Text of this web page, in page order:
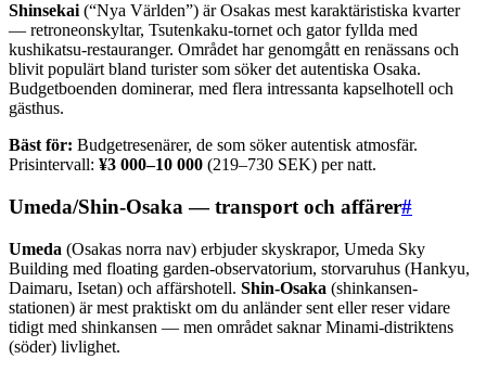
Shinsekai (“Nya Världen”) är Osakas mest karaktäristiska kvarter
— retroneonskyltar, Tsutenkaku-tornet och gator fyllda med
kushikatsu-restauranger. Området har genomgått en renässans och
blivit populärt bland turister som söker det autentiska Osaka.
Budgetboenden dominerar, med flera intressanta kapselhotell och
gästhus.
Bäst för: Budgetresenärer, de som söker autentisk atmosfär.
Prisintervall: ¥3 000–10 000 (219–730 SEK) per natt.
Umeda/Shin-Osaka — transport och affärer#
Umeda (Osakas norra nav) erbjuder skyskrapor, Umeda Sky
Building med floating garden-observatorium, storvaruhus (Hankyu,
Daimaru, Isetan) och affärshotell. Shin-Osaka (shinkansen-
stationen) är mest praktiskt om du anländer sent eller reser vidare
tidigt med shinkansen — men området saknar Minami-distriktens
(söder) livlighet.